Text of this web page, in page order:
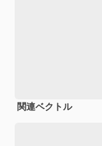
関連ベクトル